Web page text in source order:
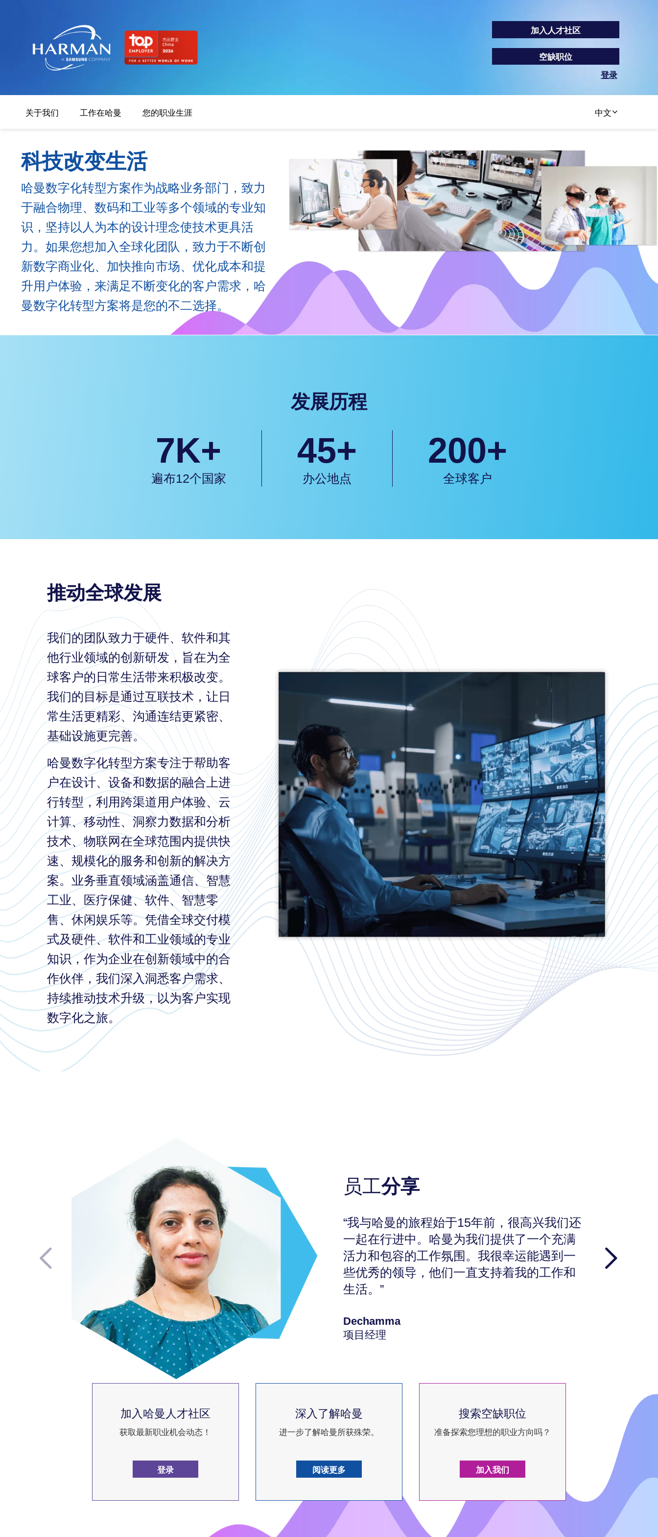
Harman
加入人才社区
空缺职位
登录
关于我们 工作在哈曼 您的职业生涯 中文
科技改变生活
哈曼数字化转型方案作为战略业务部门，致力
于融合物理、数码和工业等多个领域的专业知
识，坚持以人为本的设计理念使技术更具活
力。如果您想加入全球化团队，致力于不断创
新数字商业化、加快推向市场、优化成本和提
升用户体验，来满足不断变化的客户需求，哈
曼数字化转型方案将是您的不二选择。
发展历程
7K+
遍布12个国家
45+
办公地点
200+
全球客户
推动全球发展
我们的团队致力于硬件、软件和其
他行业领域的创新研发，旨在为全
球客户的日常生活带来积极改变。
我们的目标是通过互联技术，让日
常生活更精彩、沟通连结更紧密、
基础设施更完善。
哈曼数字化转型方案专注于帮助客
户在设计、设备和数据的融合上进
行转型，利用跨渠道用户体验、云
计算、移动性、洞察力数据和分析
技术、物联网在全球范围内提供快
速、规模化的服务和创新的解决方
案。业务垂直领域涵盖通信、智慧
工业、医疗保健、软件、智慧零
售、休闲娱乐等。凭借全球交付模
式及硬件、软件和工业领域的专业
知识，作为企业在创新领域中的合
作伙伴，我们深入洞悉客户需求、
持续推动技术升级，以为客户实现
数字化之旅。
员工分享
“我与哈曼的旅程始于15年前，很高兴我们还
一起在行进中。哈曼为我们提供了一个充满
活力和包容的工作氛围。我很幸运能遇到一
些优秀的领导，他们一直支持着我的工作和
生活。”
Dechamma
项目经理
加入哈曼人才社区
获取最新职业机会动态！
登录
深入了解哈曼
进一步了解哈曼所获殊荣。
阅读更多
搜索空缺职位
准备探索您理想的职业方向吗？
加入我们